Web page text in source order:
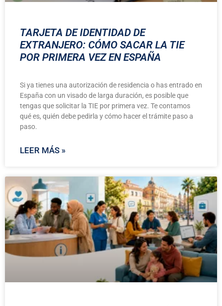
TARJETA DE IDENTIDAD DE
EXTRANJERO: CÓMO SACAR LA TIE
POR PRIMERA VEZ EN ESPAÑA
Si ya tienes una autorización de residencia o has entrado en
España con un visado de larga duración, es posible que
tengas que solicitar la TIE por primera vez. Te contamos
qué es, quién debe pedirla y cómo hacer el trámite paso a
paso.
LEER MÁS »